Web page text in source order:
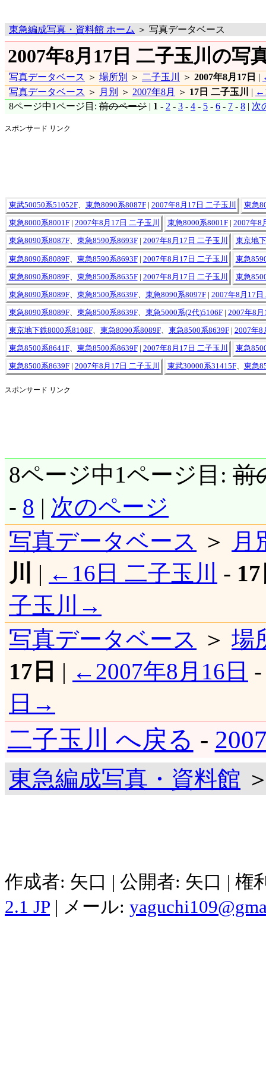
東急編成写真・資料館 ホーム ＞ 写真データベース
2007年8月17日 二子玉川の写
写真データベース ＞ 場所別 ＞ 二子玉川 ＞ 2007年8月17日 |
写真データベース ＞ 月別 ＞ 2007年8月 ＞ 17日 二子玉川 |
8ページ中1ページ目: 前のページ | 1 - 2 - 3 - 4 - 5 - 6 - 7 - 8 | 次
スポンサード リンク
東武50050系51052F、 東急8090系8087F| 2007年8月17日 二子玉川 東急
東急8000系8001F| 2007年8月17日 二子玉川 東急8000系8001F| 2007年8
東急8090系8087F、 東急8590系8693F| 2007年8月17日 二子玉川 東京地
東急8090系8089F、 東急8590系8693F| 2007年8月17日 二子玉川 東急
東急8090系8089F、 東急8500系8635F| 2007年8月17日 二子玉川 東急
東急8090系8089F、 東急8500系8639F、 東急8090系8097F| 2007年8月17日
東急8090系8089F、 東急8500系8639F、 東急5000系(2代)5106F| 2007年8
東京地下鉄8000系8108F、 東急8090系8089F、 東急8500系8639F| 2007年8
東急8500系8641F、 東急8500系8639F| 2007年8月17日 二子玉川 東急
東急8500系8639F| 2007年8月17日 二子玉川 東武30000系31415F、 東急
スポンサード リンク
8ページ中1ページ目: 前
- 8 | 次のページ
写真データベース
＞
月
川
| ←16日 二子玉川 -
子玉川→
写真データベース
＞ 場
17日 | ←2007年8月16日
日→
二子玉川 へ戻る -
東急編成写真・資料館
作成者: 矢口 | 公開者: 矢口 |
2.1 JP | メール: